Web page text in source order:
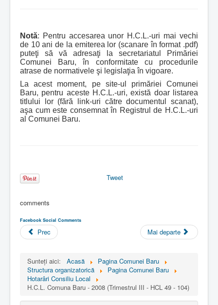
Notă: Pentru accesarea unor H.C.L.-uri mai vechi
de 10 ani de la emiterea lor (scanare în format .pdf)
puteţi să vă adresaţi la secretariatul Primăriei
Comunei Baru, în conformitate cu procedurile
atrase de normativele şi legislaţia în vigoare.
La acest moment, pe site-ul primăriei Comunei
Baru, pentru aceste H.C.L.-uri, există doar listarea
titlului lor (fără link-uri către documentul scanat),
aşa cum este consemnat în Registrul de H.C.L.-uri
al Comunei Baru.
Tweet
comments
Facebook Social Comments
Prec Mai departe
Sunteți aici: Acasă
Pagina Comunei Baru
Structura organizatorică
Pagina Comunei Baru
Hotarâri Consiliu Local
H.C.L. Comuna Baru - 2008 (Trimestrul III - HCL 49 - 104)